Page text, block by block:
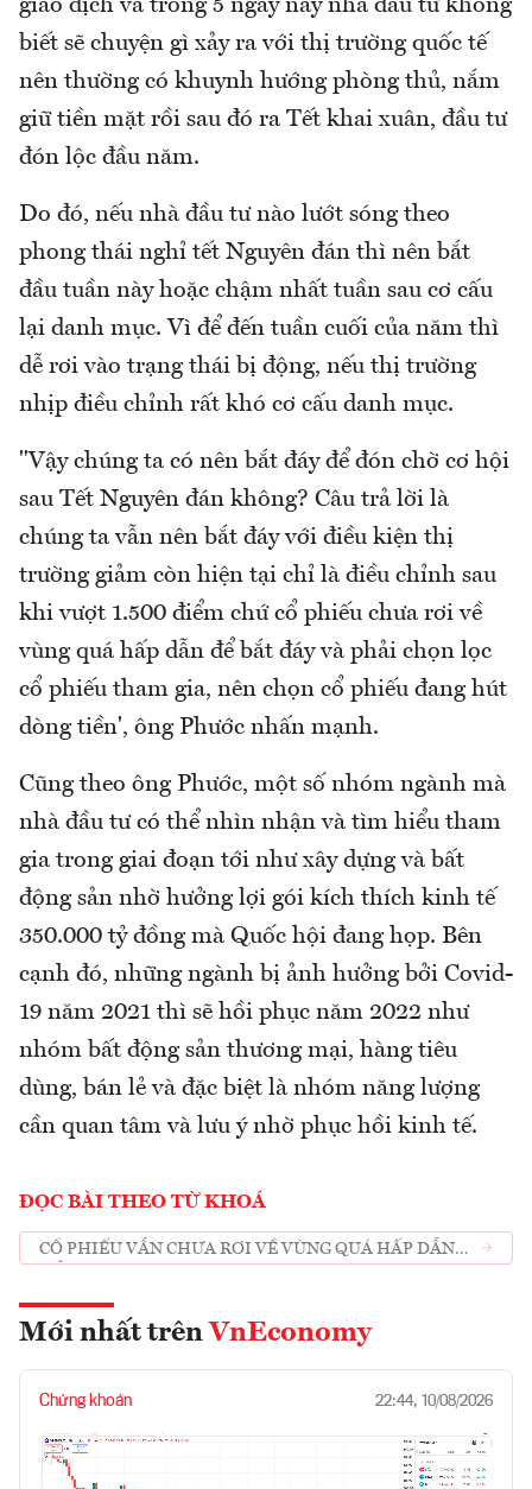
giao dịch và trong 5 ngày này nhà đầu tư không
biết sẽ chuyện gì xảy ra với thị trường quốc tế
nên thường có khuynh hướng phòng thủ, nắm
giữ tiền mặt rồi sau đó ra Tết khai xuân, đầu tư
đón lộc đầu năm.
Do đó, nếu nhà đầu tư nào lướt sóng theo
phong thái nghỉ tết Nguyên đán thì nên bắt
đầu tuần này hoặc chậm nhất tuần sau cơ cấu
lại danh mục. Vì để đến tuần cuối của năm thì
dễ rơi vào trạng thái bị động, nếu thị trường
nhịp điều chỉnh rất khó cơ cấu danh mục.
"Vậy chúng ta có nên bắt đáy để đón chờ cơ hội
sau Tết Nguyên đán không? Câu trả lời là
chúng ta vẫn nên bắt đáy với điều kiện thị
trường giảm còn hiện tại chỉ là điều chỉnh sau
khi vượt 1.500 điểm chứ cổ phiếu chưa rơi về
vùng quá hấp dẫn để bắt đáy và phải chọn lọc
cổ phiếu tham gia, nên chọn cổ phiếu đang hút
dòng tiền', ông Phước nhấn mạnh.
Cũng theo ông Phước, một số nhóm ngành mà
nhà đầu tư có thể nhìn nhận và tìm hiểu tham
gia trong giai đoạn tới như xây dựng và bất
động sản nhờ hưởng lợi gói kích thích kinh tế
350.000 tỷ đồng mà Quốc hội đang họp. Bên
cạnh đó, những ngành bị ảnh hưởng bởi Covid-
19 năm 2021 thì sẽ hồi phục năm 2022 như
nhóm bất động sản thương mại, hàng tiêu
dùng, bán lẻ và đặc biệt là nhóm năng lượng
cần quan tâm và lưu ý nhờ phục hồi kinh tế.
ĐỌC BÀI THEO TỪ KHOÁ
CỔ PHIẾU VẪN CHƯA RƠI VỀ VÙNG QUÁ HẤP DẪN
Mới nhất trên VnEconomy
Chứng khoán 22:44, 10/08/2026